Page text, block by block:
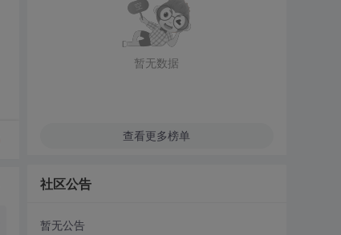
暂无数据
查看更多榜单
社区公告
暂无公告